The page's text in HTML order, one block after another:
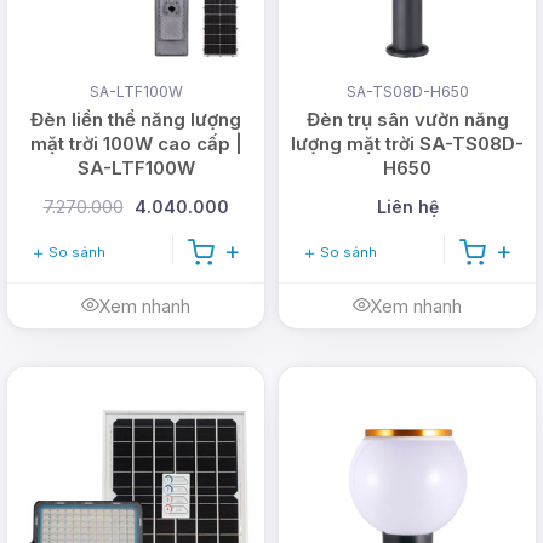
Sau khi mua về, lắp đặt xong bạn chỉ cần chọn chế
độ auto cho đèn bằng remote để chúng tự vận
SA-LTF100W
Đèn liền thể năng lượng
mặt trời 100W cao cấp |
SA-LTF100W
7.270.000 4.040.000
So sánh
Xem nhanh
SA-TS08D-H650
Đèn trụ sân vườn năng
lượng mặt trời SA-TS08D-
H650
Liên hệ
So sánh
Xem nhanh